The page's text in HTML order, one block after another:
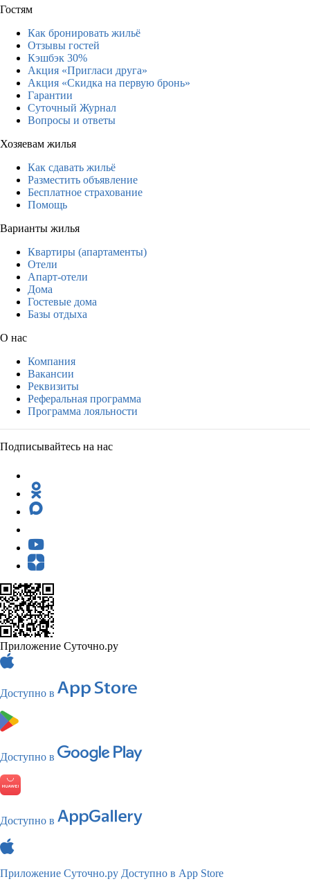
Гостям
Как бронировать жильё
Отзывы гостей
Кэшбэк 30%
Акция «Пригласи друга»
Акция «Скидка на первую бронь»
Гарантии
Суточный Журнал
Вопросы и ответы
Хозяевам жилья
Как сдавать жильё
Разместить объявление
Бесплатное страхование
Помощь
Варианты жилья
Квартиры (апартаменты)
Отели
Апарт-отели
Дома
Гостевые дома
Базы отдыха
О нас
Компания
Вакансии
Реквизиты
Реферальная программа
Программа лояльности
Подписывайтесь на нас
Приложение Суточно.ру
Доступно в
Доступно в
Доступно в
Приложение Суточно.ру Доступно в App Store